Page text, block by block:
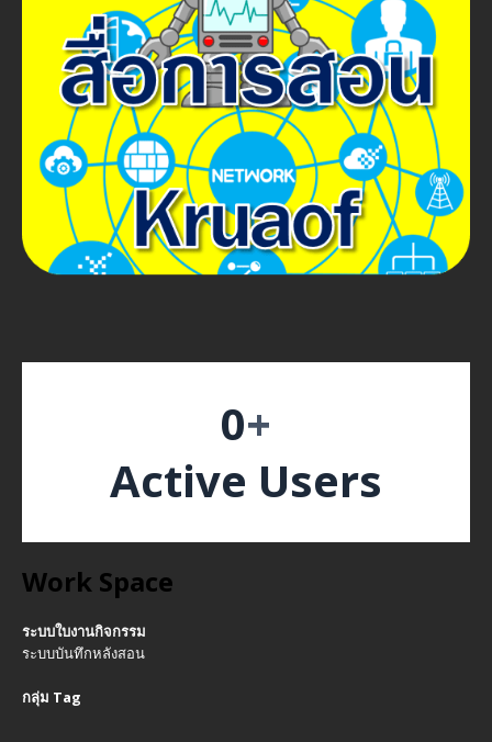
0+
Active Users
Work Space
ระบบใบงานกิจกรรม
ระบบบันทึกหลังสอน
กลุ่ม Tag